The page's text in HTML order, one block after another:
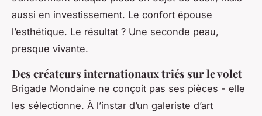
aussi en investissement. Le confort épouse
l’esthétique. Le résultat ? Une seconde peau,
presque vivante.
Des créateurs internationaux triés sur le volet
Brigade Mondaine ne conçoit pas ses pièces - elle
les sélectionne. À l’instar d’un galeriste d’art